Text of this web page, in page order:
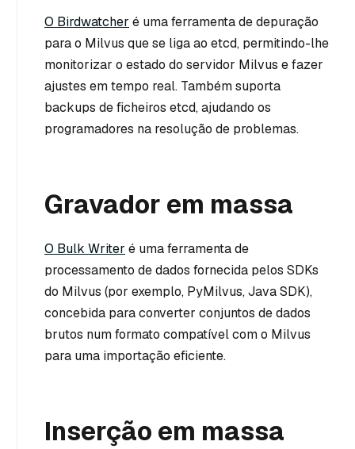
O Birdwatcher é uma ferramenta de depuração
para o Milvus que se liga ao etcd, permitindo-lhe
monitorizar o estado do servidor Milvus e fazer
ajustes em tempo real. Também suporta
backups de ficheiros etcd, ajudando os
programadores na resolução de problemas.
Gravador em massa
O Bulk Writer é uma ferramenta de
processamento de dados fornecida pelos SDKs
do Milvus (por exemplo, PyMilvus, Java SDK),
concebida para converter conjuntos de dados
brutos num formato compatível com o Milvus
para uma importação eficiente.
Inserção em massa